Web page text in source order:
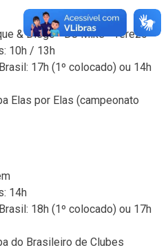
& Diego • DJ Mike • Terezo
10h / 13h
17h (1º colocado) ou 14h
Elas por Elas (campeonato
14h
18h (1º colocado) ou 17h
do Brasileiro de Clubes